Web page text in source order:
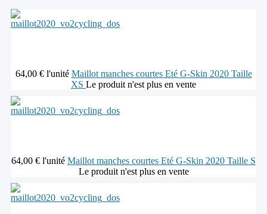
64,00 € l'unité Maillot manches courtes Eté G-Skin 2020 Taille
XS Le produit n'est plus en vente
64,00 € l'unité Maillot manches courtes Eté G-Skin 2020 Taille S
Le produit n'est plus en vente